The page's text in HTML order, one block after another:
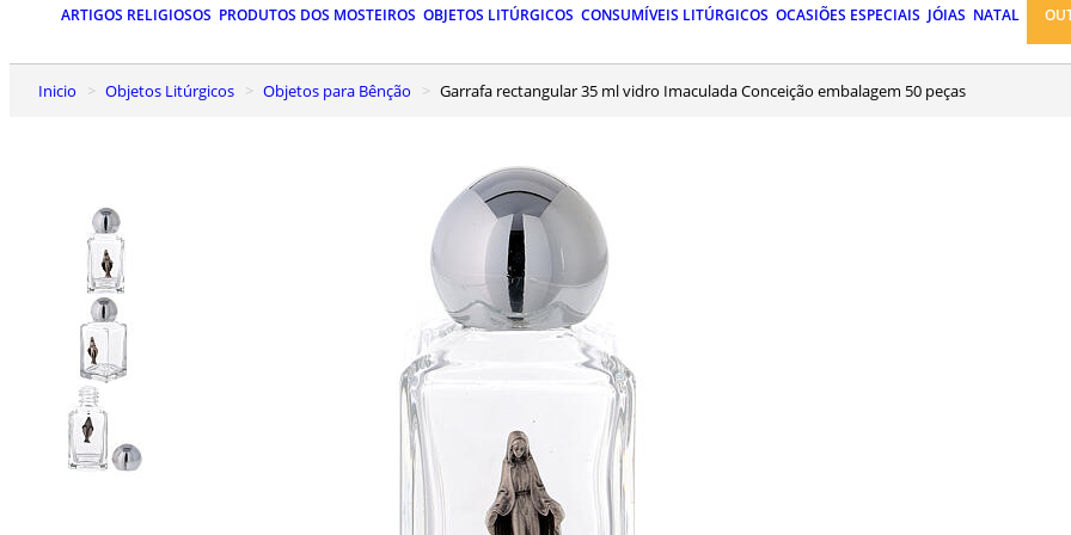
ARTIGOS RELIGIOSOS PRODUTOS DOS MOSTEIROS OBJETOS LITÚRGICOS CONSUMÍVEIS LITÚRGICOS OCASIÕES ESPECIAIS JÓIAS NATAL
Inicio Objetos Litúrgicos Objetos para Bênção Garrafa rectangular 35 ml vidro Imaculada Conceição embalagem 50 peças